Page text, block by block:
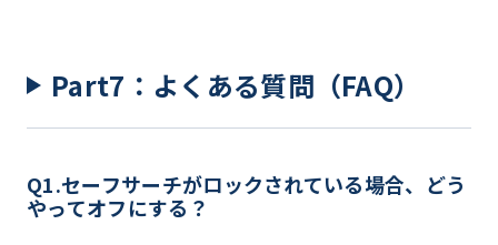
Part7：よくある質問（FAQ）
Q1.セーフサーチがロックされている場合、どう
やってオフにする？